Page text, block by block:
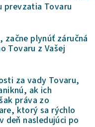
prevzatia Tovaru
začne plynúť záručná
Tovaru z Vašej
za vady Tovaru,
ak ich
práva zo
ktorý sa rýchlo
deň nasledujúci po